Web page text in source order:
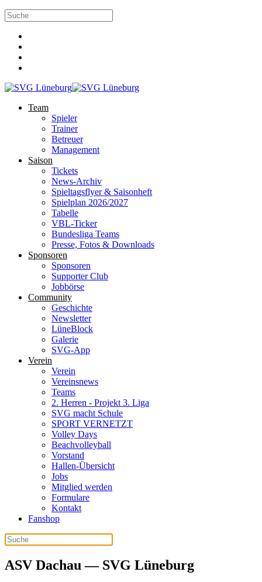
Team
Spieler
Trainer
Betreuer
Management
Saison
Tickets
News-Archiv
Spieltagsflyer & Saisonheft
Spielplan 2026/2027
Tabelle
VBL-Ticker
Bundesliga Teams
Presse, Fotos & Downloads
Sponsoren
Sponsoren
Supporter Club
Jobbörse
Community
Geschichte
Newsletter
LüneBlock
Galerie
SVG-App
Verein
Verein
Vereinsnews
Teams
2. Herren - Projekt 3. Liga
SVG macht Schule
SPORT VERNETZT
Volley Days
Beachvolleyball
Vorstand
Hallen-Übersicht
Jobs
Mitglied werden
Formulare
Kontakt
Fanshop
ASV Dachau — SVG Lüneburg